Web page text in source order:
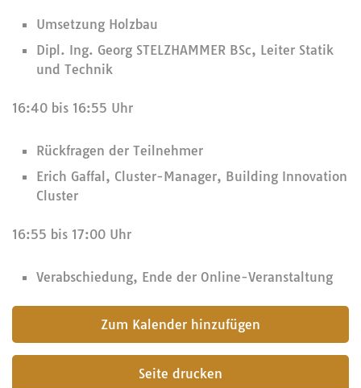
Umsetzung Holzbau
Dipl. Ing. Georg STELZHAMMER BSc, Leiter Statik
und Technik
16:40 bis 16:55 Uhr
Rückfragen der Teilnehmer
Erich Gaffal, Cluster-Manager, Building Innovation
Cluster
16:55 bis 17:00 Uhr
Verabschiedung, Ende der Online-Veranstaltung
Seite drucken